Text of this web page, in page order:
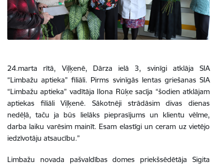
24.marta rītā, Viļķenē, Dārza ielā 3, svinīgi atklāja SIA
“Limbažu aptieka” filiāli. Pirms svinīgās lentas griešanas SIA
“Limbažu aptieka” vadītāja Ilona Rūķe sacīja “šodien atklājam
aptiekas filiāli Viļķenē. Sākotnēji strādāsim divas dienas
nedēļā, taču ja būs lielāks pieprasījums un klientu vēlme,
darba laiku varēsim mainīt. Esam elastīgi un ceram uz vietējo
iedzīvotāju atsaucību.”
Limbažu novada pašvaldības domes priekšsēdētāja Sigita